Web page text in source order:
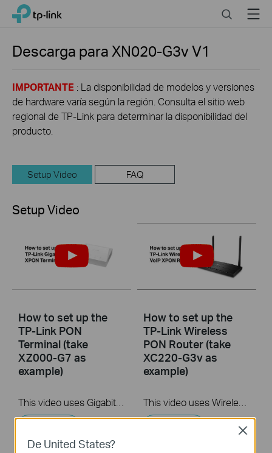
Click
navigation
TP-Link, Reliably Smart SearchMenu
Descarga para XN020-G3vV1
IMPORTANTE : La disponibilidad de modelos y versiones
de hardware varía según la región. Consulta el sitio web
regional de TP-Link para determinar la disponibilidad del
producto.
Setup Video FAQ
Setup Video
How to set up the
TP-Link PON
Terminal (take
XZ000-G7 as
example)
How to set up the
TP-Link Wireless
PON Router (take
XC220-G3v as
example)
De United States?
Close